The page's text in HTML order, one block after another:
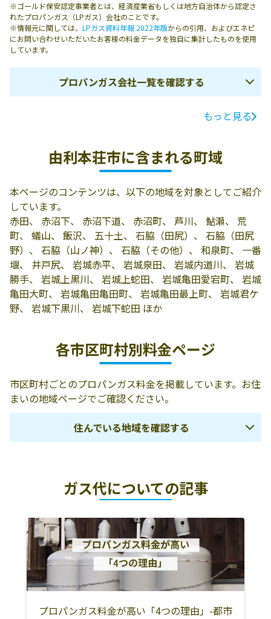
※ゴールド保安認定事業者とは、経済産業省もしくは地方自治体から認定さ
れたプロパンガス（LPガス）会社のことです。
※情報元に関しては、 LPガス資料年報 2022年版からの引用、およびエネピ
にお問い合わせいただいたお客様の料金データを独自に集計したものを使用
しています。
プロパンガス会社一覧を確認する
電話番号
利蔵字蔵95
ロパン
荘市巣組2-4
有限会社佐々木
商事
由利本荘市西目
町海士剥字御月
森1-20
0184-33-3560
日通エネルギー
東北株式会社／
本荘営業所
由利本荘市矢島
町七日町字熊之
堂116-1
0184-55-2668
三川字白山田
113-3
松ケ崎プロパン
販売店
由利本荘市松ｹ崎
字松ｹ崎町21
0184-28-2075
ガス株式会社／
荘市二番堰29-1
荘市矢島町七日
町字七日町39-17
佐藤寿信商店
由利本荘市鳥海
町上笹子字下野
136-3
0184-59-2020
佐 藤 商 店
由利本荘市岩城
亀田大町字中町
26
0184-72-2076
もっと見る
由利本荘市に含まれる町域
本ページのコンテンツは、以下の地域を対象としてご紹介
しています。
赤田、 赤沼下、 赤沼下道、 赤沼町、 芦川、 鮎瀬、 荒
町、 蟻山、 飯沢、 五十土、 石脇（田尻）、 石脇（田尻
野）、 石脇（山ノ神）、 石脇（その他）、 和泉町、 一番
堰、 井戸尻、 岩城赤平、 岩城泉田、 岩城内道川、 岩城
勝手、 岩城上黒川、 岩城上蛇田、 岩城亀田愛宕町、 岩城
亀田大町、 岩城亀田亀田町、 岩城亀田最上町、 岩城君ケ
野、 岩城下黒川、 岩城下蛇田 ほか
各市区町村別料金ページ
市区町村ごとのプロパンガス料金を掲載しています。お住
まいの地域ページでご確認ください。
住んでいる地域を確認する
鹿角郡小坂町
北秋田郡上小阿
仁村
秋田市
男鹿市 潟上市
能代市
南秋田郡五城目
南秋田郡八郎潟
南秋田郡井川町
南秋田郡大潟村 山本郡三種町
山本郡八峰町
山本郡藤里町
大仙市 仙北市
ガス代についての記事
プロパンガス料金が高い「4つの理由」-都市